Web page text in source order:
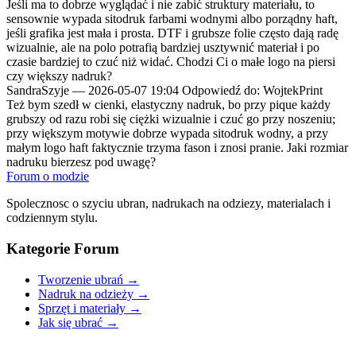
Jeśli ma to dobrze wyglądać i nie zabić struktury materiału, to
sensownie wypada sitodruk farbami wodnymi albo porządny haft,
jeśli grafika jest mała i prosta. DTF i grubsze folie często dają radę
wizualnie, ale na polo potrafią bardziej usztywnić materiał i po
czasie bardziej to czuć niż widać. Chodzi Ci o małe logo na piersi
czy większy nadruk?
SandraSzyje — 2026-05-07 19:04 Odpowiedź do: WojtekPrint
Też bym szedł w cienki, elastyczny nadruk, bo przy pique każdy
grubszy od razu robi się ciężki wizualnie i czuć go przy noszeniu;
przy większym motywie dobrze wypada sitodruk wodny, a przy
małym logo haft faktycznie trzyma fason i znosi pranie. Jaki rozmiar
nadruku bierzesz pod uwagę?
Forum o modzie
Spolecznosc o szyciu ubran, nadrukach na odziezy, materialach i
codziennym stylu.
Kategorie Forum
Tworzenie ubrań →
Nadruk na odzieży →
Sprzęt i materiały →
Jak się ubrać →